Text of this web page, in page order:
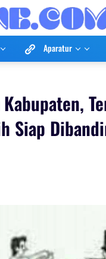
Aparatur
Siap